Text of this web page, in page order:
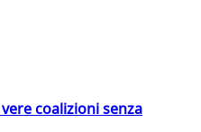
coalizioni senza